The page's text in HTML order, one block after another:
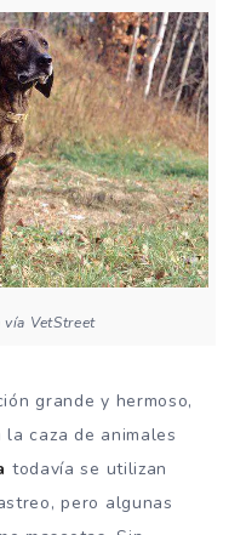
VetStreet
grande y hermoso,
caza de animales
todavía se utilizan
pero algunas